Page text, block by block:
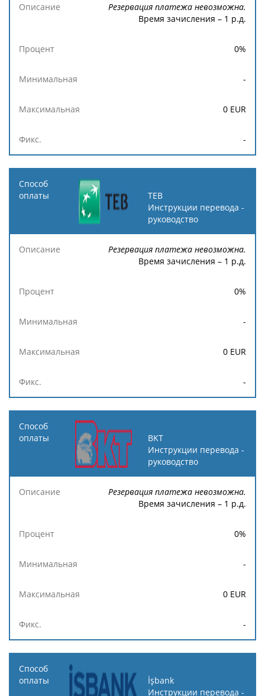
Резервация платежа невозможна.
Время зачисления – 1 р.д.
0%
-
0 EUR
-
TEB
Инструкции перевода -
руководство
Резервация платежа невозможна.
Время зачисления – 1 р.д.
0%
-
0 EUR
-
BKT
Инструкции перевода -
руководство
Резервация платежа невозможна.
Время зачисления – 1 р.д.
0%
-
0 EUR
-
İşbank
Инструкции перевода -